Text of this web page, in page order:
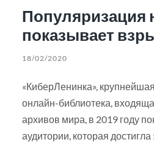
Популяризация
показывает
18/02/2020
«КиберЛенинка»,
онлайн-библиотека,
архивов мира, в 2019 году
аудитории, которая